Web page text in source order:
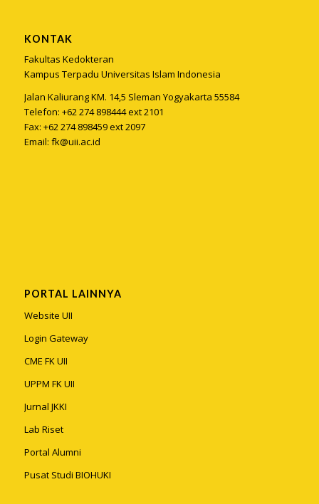
KONTAK
Fakultas Kedokteran
Kampus Terpadu Universitas Islam Indonesia
Jalan Kaliurang KM. 14,5 Sleman Yogyakarta 55584
Telefon: +62 274 898444 ext 2101
Fax: +62 274 898459 ext 2097
Email: fk@uii.ac.id
PORTAL LAINNYA
Website UII
Login Gateway
CME FK UII
UPPM FK UII
Jurnal JKKI
Lab Riset
Portal Alumni
Pusat Studi BIOHUKI